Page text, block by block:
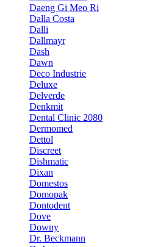
Daeng Gi Meo Ri
Dalla Costa
Dalli
Dallmayr
Dash
Dawn
Deco Industrie
Deluxe
Delverde
Denkmit
Dental Clinic 2080
Dermomed
Dettol
Discreet
Dishmatic
Dixan
Domestos
Domopak
Dontodent
Dove
Downy
Dr. Beckmann